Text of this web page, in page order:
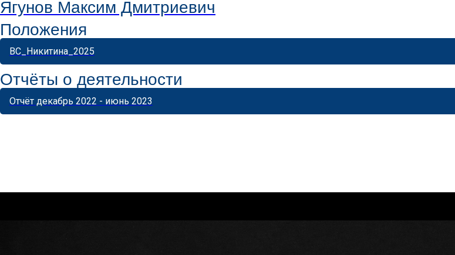
Ягунов Максим Дмитриевич
Положения
ВС_Никитина_2025
Отчёты о деятельности
Отчёт декабрь 2022 - июнь 2023